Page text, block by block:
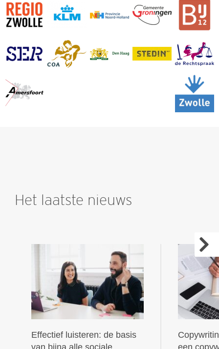
Het laatste nieuws
Effectief luisteren: de basis
van bijna alle sociale
een